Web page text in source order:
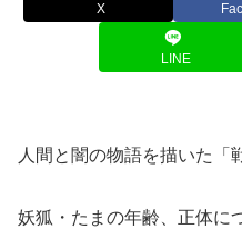
X
LINE
人間と闇の物語を描いた「
妖狐・たまの年齢、正体に